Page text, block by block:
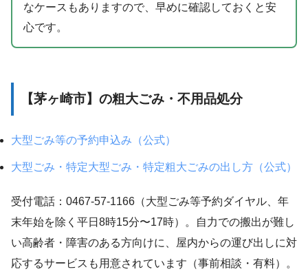
なケースもありますので、早めに確認しておくと安
心です。
【茅ヶ崎市】の粗大ごみ・不用品処分
大型ごみ等の予約申込み（公式）
大型ごみ・特定大型ごみ・特定粗大ごみの出し方（公式）
受付電話：0467-57-1166（大型ごみ等予約ダイヤル、年
末年始を除く平日8時15分〜17時）。自力での搬出が難し
い高齢者・障害のある方向けに、屋内からの運び出しに対
応するサービスも用意されています（事前相談・有料）。